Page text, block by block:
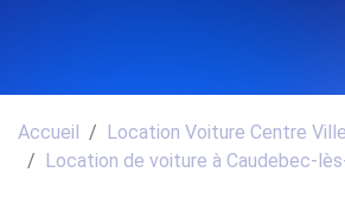
Accueil
Location Voiture Centre Ville
Location de voiture à Caudebec-